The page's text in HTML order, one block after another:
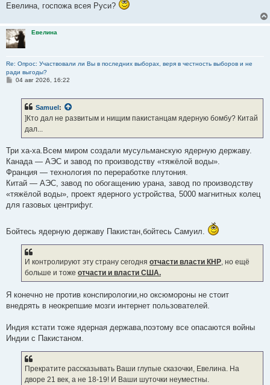
Евелина, госпожа всея Руси?
Евелина
Re: Опрос: Участвовали ли Вы в последних выборах, веря в честность выборов и не
ради выгоды?
С04 авг 2026, 16:22
Samuel:
]Кто дал не развитым и нищим пакистанцам ядерную бомбу? Китай
дал...
Три ха-ха.Всем миром создали мусульманскую ядерную державу.
Канада — АЭС и завод по производству «тяжёлой воды».
Франция — технология по переработке плутония.
Китай — АЭС, завод по обогащению урана, завод по производству
«тяжёлой воды», проект ядерного устройства, 5000 магнитных колец
для газовых центрифуг.
Бойтесь ядерную державу Пакистан,бойтесь Самуил.
И контролируют эту страну сегодня отчасти власти КНР, но ещё
больше и тоже отчасти и власти США.
Я конечно не против конспирологии,но оксюмороны не стоит
внедрять в неокрепшие мозги интернет пользователей.
Индия кстати тоже ядерная держава,поэтому все опасаются войны
Индии с Пакистаном.
Прекратите рассказывать Ваши глупые сказочки, Евелина. На
дворе 21 век, а не 18-19! И Ваши шуточки неуместны.